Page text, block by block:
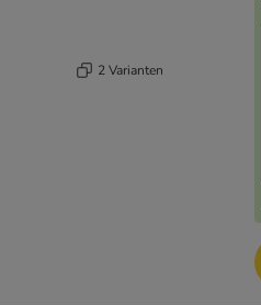
2 Varianten